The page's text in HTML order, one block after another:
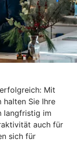
Mit
halten Sie Ihre
langfristig im
auch für
sich für